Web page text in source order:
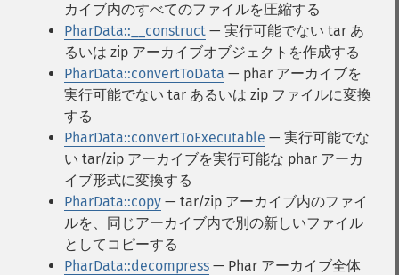
カイブ内のすべてのファイルを圧縮する
PharData::__construct — 実行可能でない tar あ
るいは zip アーカイブオブジェクトを作成する
PharData::convertToData — phar アーカイブを
実行可能でない tar あるいは zip ファイルに変換
する
PharData::convertToExecutable — 実行可能でな
い tar/zip アーカイブを実行可能な phar アーカ
イブ形式に変換する
PharData::copy — tar/zip アーカイブ内のファイ
ルを、同じアーカイブ内で別の新しいファイル
としてコピーする
PharData::decompress — Phar アーカイブ全体